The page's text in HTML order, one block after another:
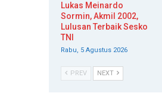
Lukas Meinardo
Sormin, Akmil 2002,
Lulusan Terbaik Sesko
TNI
Rabu, 5 Agustus 2026
PREV NEXT